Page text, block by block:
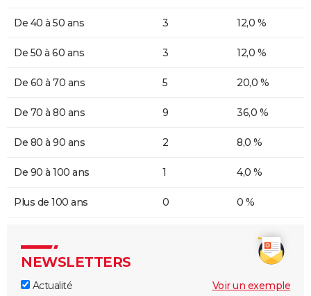
De 40 à 50 ans 3 12,0 %
De 50 à 60 ans 3 12,0 %
De 60 à 70 ans 5 20,0 %
De 70 à 80 ans 9 36,0 %
De 80 à 90 ans 2 8,0 %
De 90 à 100 ans 1 4,0 %
Plus de 100 ans 0 0 %
NEWSLETTERS
Actualité
Voir un exemple